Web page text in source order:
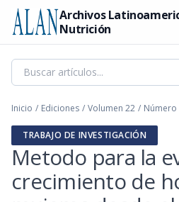
Archivos
Nutrición
Inicio / Ediciones / Volumen 22 / Número
TRABAJO DE INVESTIGACIÓN
Metodo para la
crecimiento de